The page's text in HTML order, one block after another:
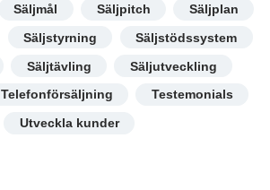
Säljmål Säljpitch
Säljplan
Säljstyrning
Säljstödssystem
Säljtävling
Säljutveckling
Telefonförsäljning
Testemonials
Utveckla kunder